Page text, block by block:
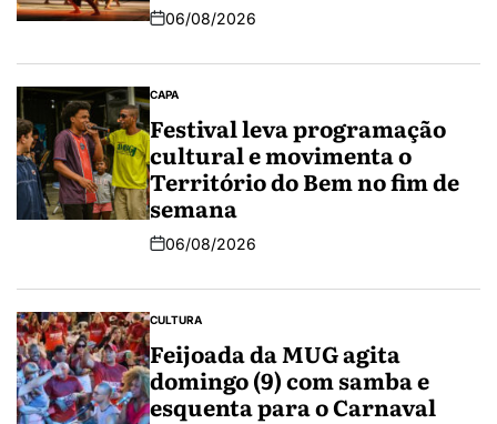
06/08/2026
CAPA
Festival leva programação
cultural e movimenta o
Território do Bem no fim de
semana
06/08/2026
CULTURA
Feijoada da MUG agita
domingo (9) com samba e
esquenta para o Carnaval